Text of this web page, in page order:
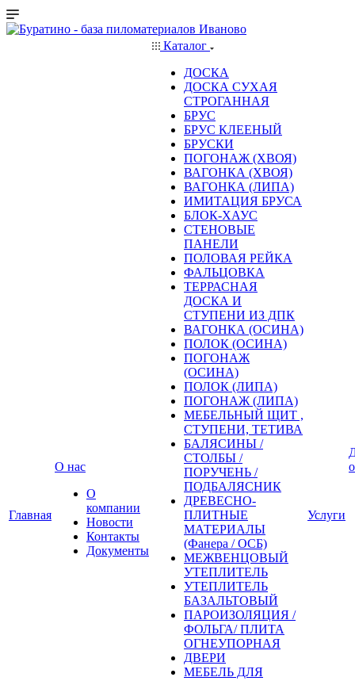
Главная
О нас
О
компании
Новости
Контакты
Документы
Каталог
ДОСКА
ДОСКА СУХАЯ
СТРОГАННАЯ
БРУС
БРУС КЛЕЕНЫЙ
БРУСКИ
ПОГОНАЖ (ХВОЯ)
ВАГОНКА (ХВОЯ)
ВАГОНКА (ЛИПА)
ИМИТАЦИЯ БРУСА
БЛОК-ХАУС
СТЕНОВЫЕ
ПАНЕЛИ
ПОЛОВАЯ РЕЙКА
ФАЛЬЦОВКА
ТЕРРАСНАЯ
ДОСКА И
СТУПЕНИ ИЗ ДПК
ВАГОНКА (ОСИНА)
ПОЛОК (ОСИНА)
ПОГОНАЖ
(ОСИНА)
ПОЛОК (ЛИПА)
ПОГОНАЖ (ЛИПА)
МЕБЕЛЬНЫЙ ЩИТ ,
СТУПЕНИ, ТЕТИВА
БАЛЯСИНЫ /
СТОЛБЫ /
ПОРУЧЕНЬ /
ПОДБАЛЯСНИК
ДРЕВЕСНО-
ПЛИТНЫЕ
МАТЕРИАЛЫ
(Фанера / ОСБ)
МЕЖВЕНЦОВЫЙ
УТЕПЛИТЕЛЬ
УТЕПЛИТЕЛЬ
БАЗАЛЬТОВЫЙ
ПАРОИЗОЛЯЦИЯ /
ФОЛЬГА/ ПЛИТА
ОГНЕУПОРНАЯ
ДВЕРИ
МЕБЕЛЬ ДЛЯ
Услуги